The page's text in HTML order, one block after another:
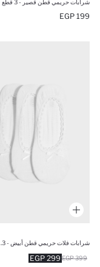
شرابات حريمي قطن قصير - 3 قطع
199 EGP
299 EGP 399 EGP